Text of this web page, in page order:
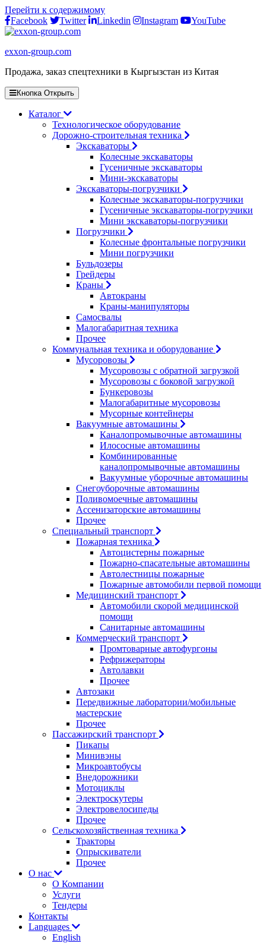
Перейти к содержимому
Facebook
Twitter Linkedin Instagram YouTube
exxon-group.com
Продажа, заказ спецтехники в Кыргызстан из Китая
Кнопка Открыть
Каталог
Технологическое оборудование
Дорожно-строительная техника
Экскаваторы
Колесные экскаваторы
Гусеничные экскаваторы
Мини-экскаваторы
Экскаваторы-погрузчики
Колесные экскаваторы-погрузчики
Гусеничные экскаваторы-погрузчики
Мини экскаваторы-погрузчики
Погрузчики
Колесные фронтальные погрузчики
Мини погрузчики
Бульдозеры
Грейдеры
Краны
Автокраны
Краны-манипуляторы
Самосвалы
Малогабаритная техника
Прочее
Коммунальная техника и оборудование
Мусоровозы
Мусоровозы с обратной загрузкой
Мусоровозы с боковой загрузкой
Бункеровозы
Малогабаритные мусоровозы
Мусорные контейнеры
Вакуумные автомашины
Каналопромывочные автомашины
Илососные автомашины
Комбинированные
каналопромывочные автомашины
Вакуумные уборочные автомашины
Снегоуборочные автомашины
Поливомоечные автомашины
Ассенизаторские автомашины
Прочее
Специальный транспорт
Пожарная техника
Автоцистерны пожарные
Пожарно-спасательные автомашины
Автолестницы пожарные
Пожарные автомобили первой помощи
Медицинский транспорт
Автомобили скорой медицинской
помощи
Санитарные автомашины
Коммерческий транспорт
Промтоварные автофургоны
Рефрижераторы
Автолавки
Прочее
Автозаки
Передвижные лаборатории/мобильные
мастерские
Прочее
Пассажирский транспорт
Пикапы
Минивэны
Микроавтобусы
Внедорожники
Мотоциклы
Электроскутеры
Электровелосипеды
Прочее
Сельскохозяйственная техника
Тракторы
Опрыскиватели
Прочее
О нас
О Компании
Услуги
Тендеры
Контакты
Languages
English